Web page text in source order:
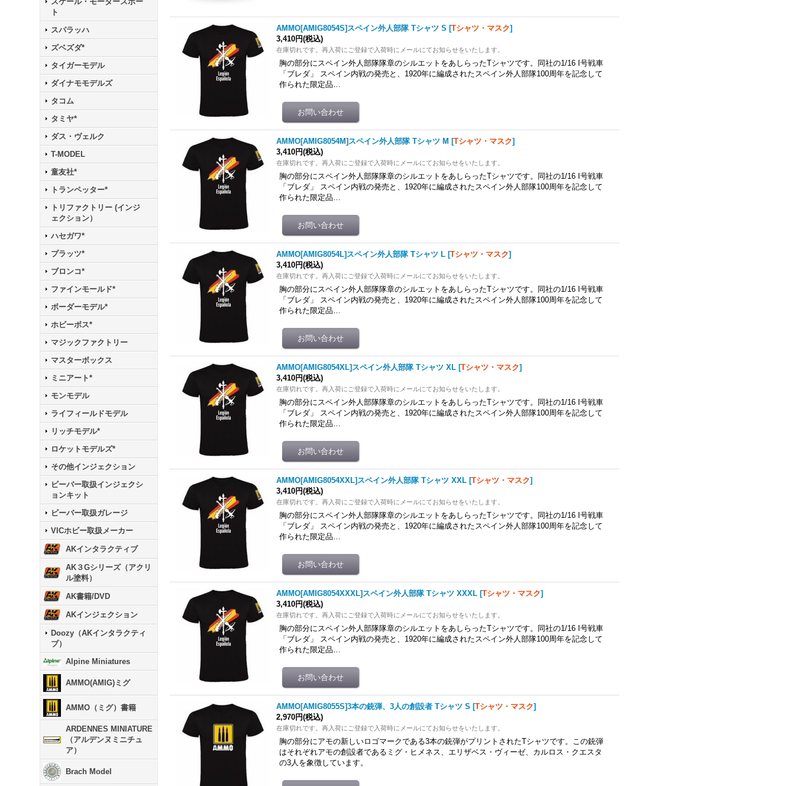
ト
スパラッハ
ズベズダ*
タイガーモデル
ダイナモモデルズ
タコム
タミヤ*
ダス・ヴェルク
T-MODEL
童友社*
トランペッター*
トリファクトリー (インジ
ェクション）
ハセガワ*
プラッツ*
ブロンコ*
ファインモールド*
ボーダーモデル*
ホビーボス*
マジックファクトリー
マスターボックス
ミニアート*
モンモデル
ライフィールドモデル
リッチモデル*
ロケットモデルズ*
その他インジェクション
ビーバー取扱インジェクシ
ョンキット
ビーバー取扱ガレージ
VICホビー取扱メーカー
AKインタラクティブ
AK３Gシリーズ（アクリ
ル塗料）
AK書籍/DVD
AKインジェクション
Doozy（AKインタラクティ
ブ）
Alpine Miniatures
AMMO(AMIG)ミグ
AMMO（ミグ）書籍
ARDENNES MINIATURE
（アルデンヌミニチュ
ア）
Brach Model
AMMO[AMIG8054S]スペイン外人部隊 Tシャツ S [Tシャツ・マスク]
3,410円(税込)
在庫切れです。再入荷にご登録で入荷時にメールにてお知らせをいたします。
胸の部分にスペイン外人部隊隊章のシルエットをあしらったTシャツです。同社の1/16 I号戦車
「ブレダ」 スペイン内戦の発売と、1920年に編成されたスペイン外人部隊100周年を記念して
作られた限定品…
AMMO[AMIG8054M]スペイン外人部隊 Tシャツ M [Tシャツ・マスク]
3,410円(税込)
在庫切れです。再入荷にご登録で入荷時にメールにてお知らせをいたします。
胸の部分にスペイン外人部隊隊章のシルエットをあしらったTシャツです。同社の1/16 I号戦車
「ブレダ」 スペイン内戦の発売と、1920年に編成されたスペイン外人部隊100周年を記念して
作られた限定品…
AMMO[AMIG8054L]スペイン外人部隊 Tシャツ L [Tシャツ・マスク]
3,410円(税込)
在庫切れです。再入荷にご登録で入荷時にメールにてお知らせをいたします。
胸の部分にスペイン外人部隊隊章のシルエットをあしらったTシャツです。同社の1/16 I号戦車
「ブレダ」 スペイン内戦の発売と、1920年に編成されたスペイン外人部隊100周年を記念して
作られた限定品…
AMMO[AMIG8054XL]スペイン外人部隊 Tシャツ XL [Tシャツ・マスク]
3,410円(税込)
在庫切れです。再入荷にご登録で入荷時にメールにてお知らせをいたします。
胸の部分にスペイン外人部隊隊章のシルエットをあしらったTシャツです。同社の1/16 I号戦車
「ブレダ」 スペイン内戦の発売と、1920年に編成されたスペイン外人部隊100周年を記念して
作られた限定品…
AMMO[AMIG8054XXL]スペイン外人部隊 Tシャツ XXL [Tシャツ・マスク]
3,410円(税込)
在庫切れです。再入荷にご登録で入荷時にメールにてお知らせをいたします。
胸の部分にスペイン外人部隊隊章のシルエットをあしらったTシャツです。同社の1/16 I号戦車
「ブレダ」 スペイン内戦の発売と、1920年に編成されたスペイン外人部隊100周年を記念して
作られた限定品…
AMMO[AMIG8054XXXL]スペイン外人部隊 Tシャツ XXXL [Tシャツ・マスク]
3,410円(税込)
在庫切れです。再入荷にご登録で入荷時にメールにてお知らせをいたします。
胸の部分にスペイン外人部隊隊章のシルエットをあしらったTシャツです。同社の1/16 I号戦車
「ブレダ」 スペイン内戦の発売と、1920年に編成されたスペイン外人部隊100周年を記念して
作られた限定品…
AMMO[AMIG8055S]3本の銃弾、3人の創設者 Tシャツ S [Tシャツ・マスク]
2,970円(税込)
在庫切れです。再入荷にご登録で入荷時にメールにてお知らせをいたします。
胸の部分にアモの新しいロゴマークである3本の銃弾がプリントされたTシャツです。この銃弾
はそれぞれアモの創設者であるミグ・ヒメネス、エリザベス・ヴィーゼ、カルロス・クエスタ
の3人を象徴しています。